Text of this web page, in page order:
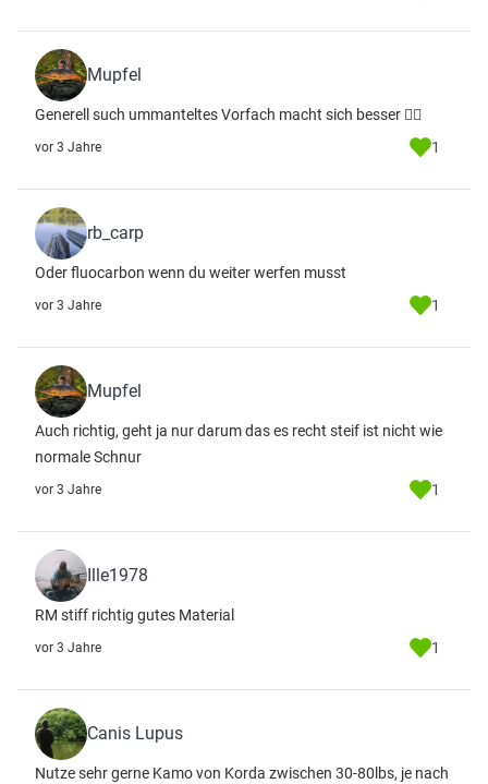
Mupfel
Generell such ummanteltes Vorfach macht sich besser ✌🏻
vor 3 Jahre 1
rb_carp
Oder fluocarbon wenn du weiter werfen musst
vor 3 Jahre 1
Mupfel
Auch richtig, geht ja nur darum das es recht steif ist nicht wie
normale Schnur
vor 3 Jahre 1
Ille1978
RM stiff richtig gutes Material
vor 3 Jahre 1
Canis Lupus
Nutze sehr gerne Kamo von Korda zwischen 30-80lbs, je nach